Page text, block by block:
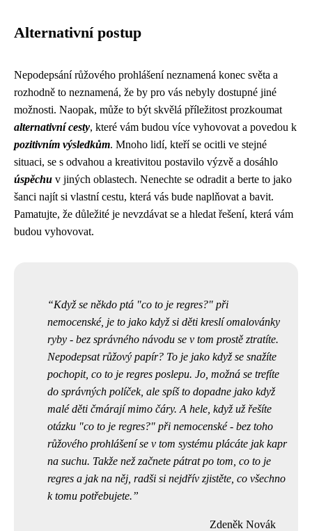
Alternativní postup
Nepodepsání růžového prohlášení neznamená konec světa a
rozhodně to neznamená, že by pro vás nebyly dostupné jiné
možnosti. Naopak, může to být skvělá příležitost prozkoumat
alternativní cesty, které vám budou více vyhovovat a povedou k
pozitivním výsledkům. Mnoho lidí, kteří se ocitli ve stejné
situaci, se s odvahou a kreativitou postavilo výzvě a dosáhlo
úspěchu v jiných oblastech. Nenechte se odradit a berte to jako
šanci najít si vlastní cestu, která vás bude naplňovat a bavit.
Pamatujte, že důležité je nevzdávat se a hledat řešení, která vám
budou vyhovovat.
Když se někdo ptá "co to je regres?" při
nemocenské, je to jako když si děti kreslí omalovánky
ryby - bez správného návodu se v tom prostě ztratíte.
Nepodepsat růžový papír? To je jako když se snažíte
pochopit, co to je regres poslepu. Jo, možná se trefíte
do správných políček, ale spíš to dopadne jako když
malé děti čmárají mimo čáry. A hele, když už řešíte
otázku "co to je regres?" při nemocenské - bez toho
růžového prohlášení se v tom systému plácáte jak kapr
na suchu. Takže než začnete pátrat po tom, co to je
regres a jak na něj, radši si nejdřív zjistěte, co všechno
k tomu potřebujete.
Zdeněk Novák